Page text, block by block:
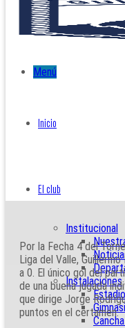
Menú
Inicio
El club
Institucional
Instalaciones
Por la Fecha 4 del
Liga del Valle,
a 0. El único gol del
de una buena jugada
que dirige Jorge
puntos en el certamen.